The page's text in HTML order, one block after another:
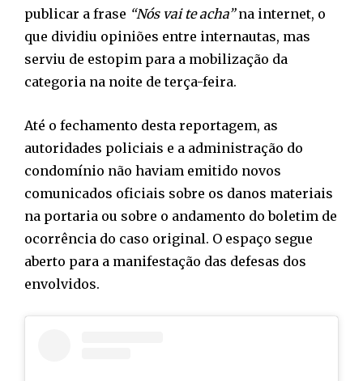
publicar a frase “Nós vai te acha”na internet, o
que dividiu opiniões entre internautas, mas
serviu de estopim para a mobilização da
categoria na noite de terça-feira.
Até o fechamento desta reportagem, as
autoridades policiais e a administração do
condomínio não haviam emitido novos
comunicados oficiais sobre os danos materiais
na portaria ou sobre o andamento do boletim de
ocorrência do caso original. O espaço segue
aberto para a manifestação das defesas dos
envolvidos.